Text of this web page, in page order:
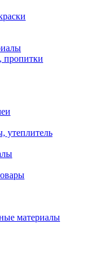
пропитки
утеплитель
материалы